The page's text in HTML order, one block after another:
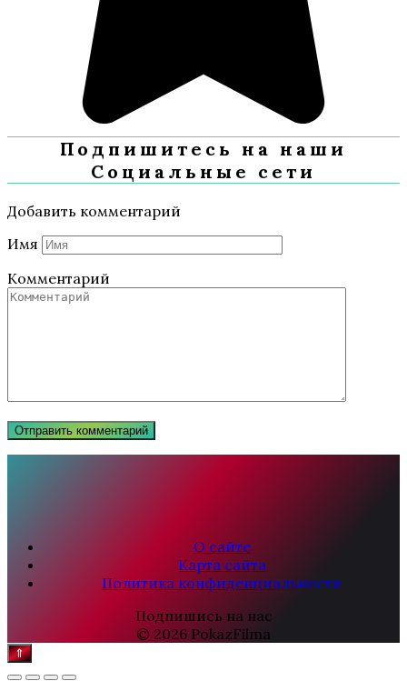
Подпишитесь на наши
Социальные сети
Добавить комментарий
Имя
Комментарий
О сайте
Карта сайта
Политика конфиденциальности
Подпишись на нас
© 2026 PokazFilma